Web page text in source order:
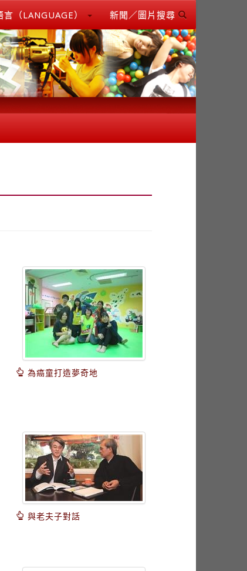
言（LANGUAGE） 新聞／圖片搜尋
為癌童打造夢奇地
與老夫子對話